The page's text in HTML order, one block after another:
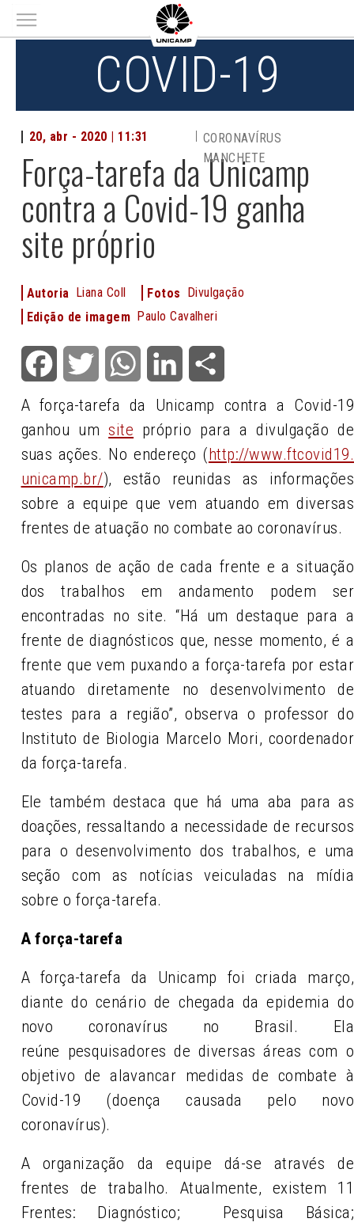
Main menu
COVID-19
Força-tarefa da Unicamp
contra a Covid-19 ganha
site próprio
20, abr - 2020 | 11:31
CORONAVÍRUS
MANCHETE
Autoria Liana Coll Fotos Divulgação
Edição de imagem Paulo Cavalheri
Facebook Twitter WhatsApp LinkedIn
A força-tarefa da Unicamp contra a Covid-19
ganhou um site próprio para a divulgação de
suas ações. No endereço (http://www.ftcovid19.
unicamp.br/), estão reunidas as informações
sobre a equipe que vem atuando em diversas
frentes de atuação no combate ao coronavírus.
Os planos de ação de cada frente e a situação
dos trabalhos em andamento podem ser
encontradas no site. “Há um destaque para a
frente de diagnósticos que, nesse momento, é a
frente que vem puxando a força-tarefa por estar
atuando diretamente no desenvolvimento de
testes para a região”, observa o professor do
Instituto de Biologia Marcelo Mori, coordenador
da força-tarefa.
Ele também destaca que há uma aba para as
doações, ressaltando a necessidade de recursos
para o desenvolvimento dos trabalhos, e uma
seção com as notícias veiculadas na mídia
sobre o força-tarefa.
A força-tarefa
A força-tarefa da Unicamp foi criada março,
diante do cenário de chegada da epidemia do
novo coronavírus no Brasil. Ela
reúne pesquisadores de diversas áreas com o
objetivo de alavancar medidas de combate à
Covid-19 (doença causada pelo novo
coronavírus).
A organização da equipe dá-se através de
frentes de trabalho. Atualmente, existem 11
Frentes: Diagnóstico; Pesquisa Básica;